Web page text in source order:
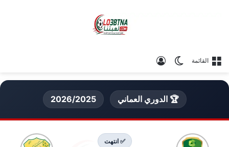
القائمة الوضع المظلم
🏆 الدوري العماني 2026/2025
✅ انتهت